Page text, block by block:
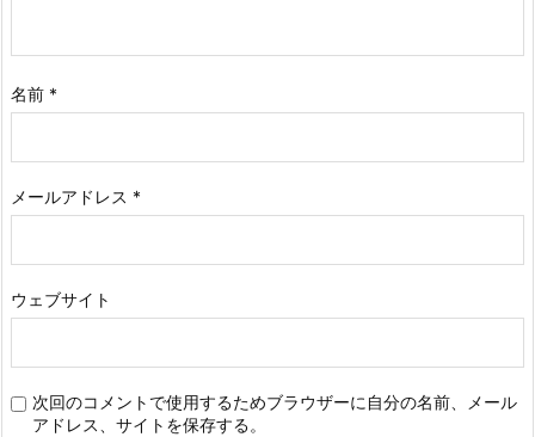
名前 *
メールアドレス *
ウェブサイト
次回のコメントで使用するためブラウザーに自分の名前、メール
アドレス、サイトを保存する。